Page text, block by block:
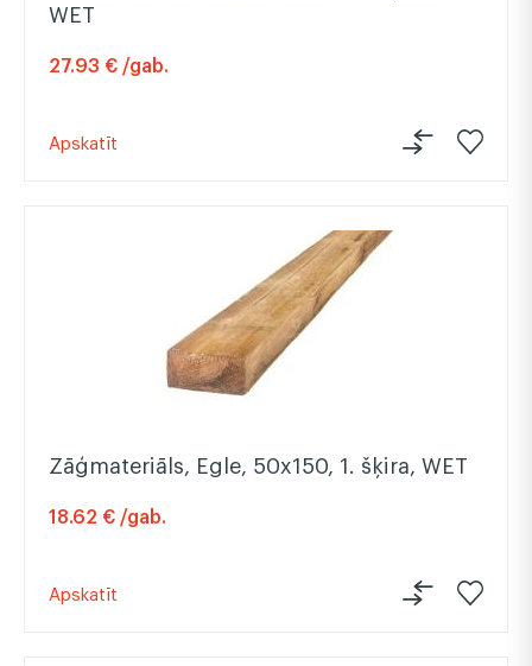
WET
27.93 € /gab.
Apskatīt
Zāģmateriāls, Egle, 50x150, 1. šķira, WET
18.62 € /gab.
Apskatīt